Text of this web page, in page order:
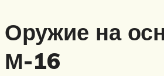
Оружие на
М-16